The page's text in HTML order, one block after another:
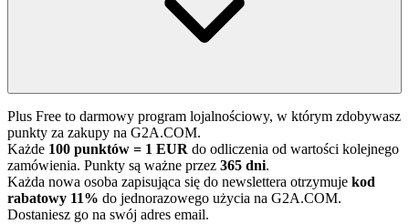
Plus Free to darmowy program lojalnościowy, w którym zdobywasz
punkty za zakupy na G2A.COM.
Każde 100 punktów = 1 EUR do odliczenia od wartości kolejnego
zamówienia. Punkty są ważne przez 365 dni.
Każda nowa osoba zapisująca się do newslettera otrzymuje kod
rabatowy 11% do jednorazowego użycia na G2A.COM.
Dostaniesz go na swój adres email.